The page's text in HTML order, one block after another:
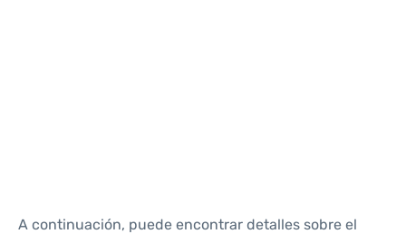
A continuación, puede encontrar detalles sobre el